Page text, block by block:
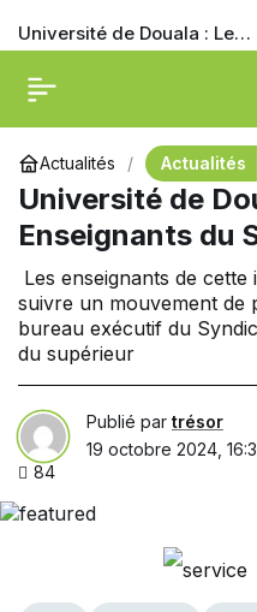
Actualités Actualités
Université de
Enseignants du
Les enseignants de
suivre un mouvement de
bureau exécutif du
du supérieur
Publié par trésor
19 octobre 2024,
84
Université de Douala : Les
Enseignants du Synes en
Grève